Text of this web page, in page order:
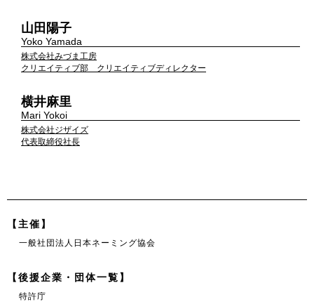
山田陽子
Yoko Yamada
株式会社みづま工房
クリエイティブ部 クリエイティブディレクター
横井麻里
Mari Yokoi
株式会社ジザイズ
代表取締役社長
【主催】
一般社団法人日本ネーミング協会
【後援企業・団体一覧】
特許庁